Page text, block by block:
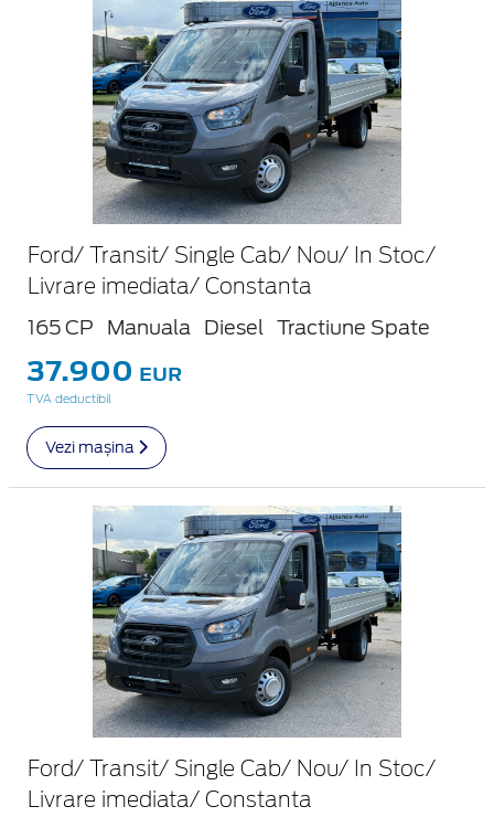
Ford/ Transit/ Single Cab/ Nou/ In Stoc/
Livrare imediata/ Constanta
165 CP Manuala Diesel Tractiune Spate
37.900 EUR
TVA deductibil
Vezi mașina
Ford/ Transit/ Single Cab/ Nou/ In Stoc/
Livrare imediata/ Constanta